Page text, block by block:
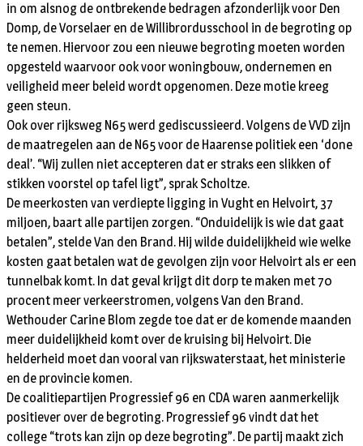
in om alsnog de ontbrekende bedragen afzonderlijk voor Den
Domp, de Vorselaer en de Willibrordusschool in de begroting op
te nemen. Hiervoor zou een nieuwe begroting moeten worden
opgesteld waarvoor ook voor woningbouw, ondernemen en
veiligheid meer beleid wordt opgenomen. Deze motie kreeg
geen steun.
Ook over rijksweg N65 werd gediscussieerd. Volgens de VVD zijn
de maatregelen aan de N65 voor de Haarense politiek een ‘done
deal’. “Wij zullen niet accepteren dat er straks een slikken of
stikken voorstel op tafel ligt”, sprak Scholtze.
De meerkosten van verdiepte ligging in Vught en Helvoirt, 37
miljoen, baart alle partijen zorgen. “Onduidelijk is wie dat gaat
betalen”, stelde Van den Brand. Hij wilde duidelijkheid wie welke
kosten gaat betalen wat de gevolgen zijn voor Helvoirt als er een
tunnelbak komt. In dat geval krijgt dit dorp te maken met 70
procent meer verkeerstromen, volgens Van den Brand.
Wethouder Carine Blom zegde toe dat er de komende maanden
meer duidelijkheid komt over de kruising bij Helvoirt. Die
helderheid moet dan vooral van rijkswaterstaat, het ministerie
en de provincie komen.
De coalitiepartijen Progressief 96 en CDA waren aanmerkelijk
positiever over de begroting. Progressief 96 vindt dat het
college “trots kan zijn op deze begroting”. De partij maakt zich